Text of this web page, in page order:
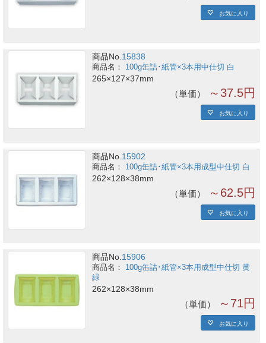
お気に入り
商品No. 15838
100g缶詰･紙管×3本用中仕切 白
265×127×37mm
単価 ～37.5円
お気に入り
商品No.15902
100g缶詰･紙管×3本用成型中仕切 白
262×128×38mm
単価 ～62.5円
お気に入り
商品No. 15906
100g缶詰･紙管×3本用成型中仕切 黄
緑
262×128×38mm
単価 ～71円
お気に入り